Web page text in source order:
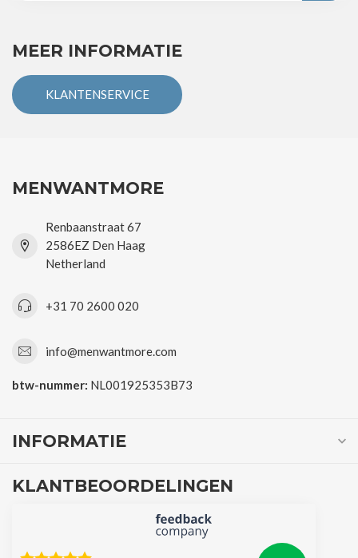
MEER INFORMATIE
KLANTENSERVICE
MENWANTMORE
Renbaanstraat 67
2586EZ Den Haag
Netherland
+31 70 2600 020
info@menwantmore.com
btw-nummer: NL001925353B73
INFORMATIE
KLANTBEOORDELINGEN